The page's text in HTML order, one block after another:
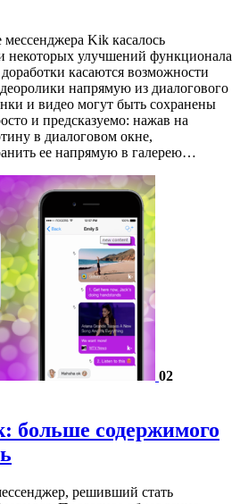
Kik касалось
некоторых улучшений функционала
касаются возможности
напрямую из диалогового
и видео могут быть сохранены
и предсказуемо: нажав на
в диалоговом окне,
ее напрямую в галерею…
02
больше содержимого
решивший стать